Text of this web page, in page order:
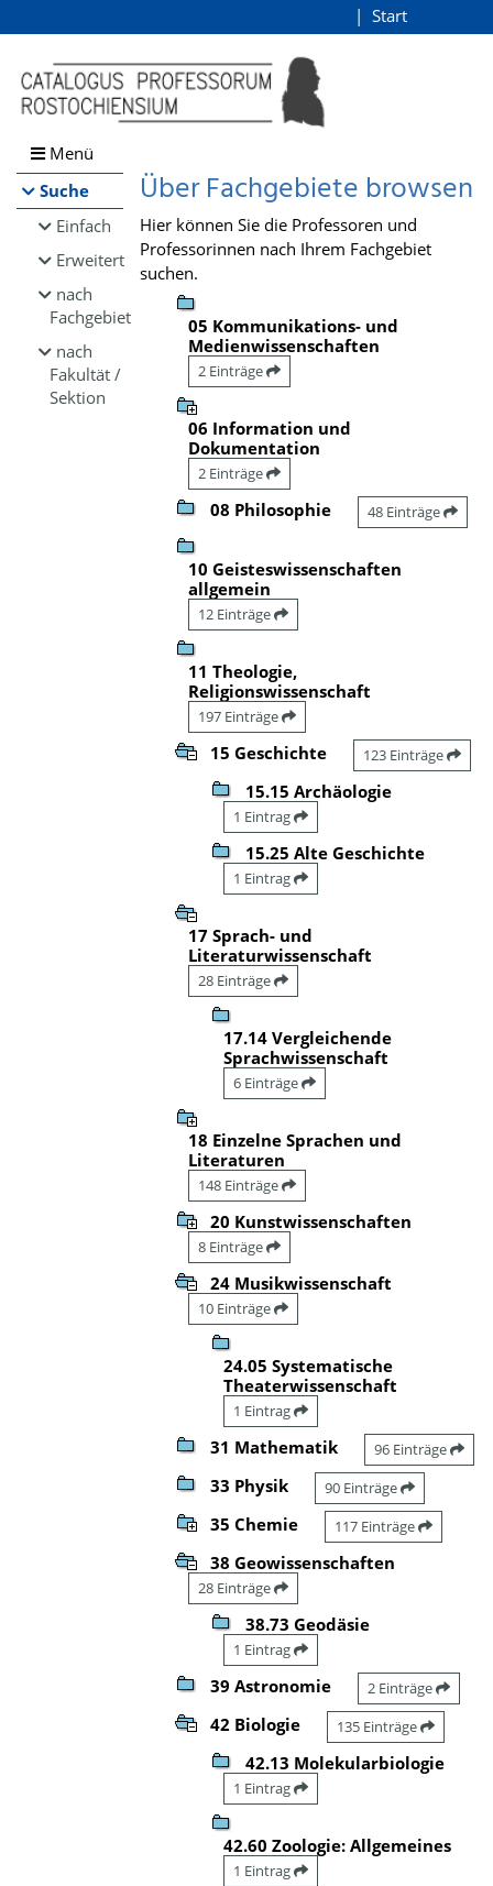
Browsen
direkt zum Inhalt
Start
Menü
Suche
Einfach
Erweitert
nach
Fachgebiet
nach
Fakultät /
Sektion
Über Fachgebiete browsen
Hier können Sie die Professoren und
Professorinnen nach Ihrem Fachgebiet
suchen.
05 Kommunikations- und
Medienwissenschaften
2 Einträge
06 Information und
Dokumentation
2 Einträge
08 Philosophie 48 Einträge
10 Geisteswissenschaften
allgemein
12 Einträge
11 Theologie,
Religionswissenschaft
197 Einträge
15 Geschichte 123 Einträge
15.15 Archäologie
1 Eintrag
15.25 Alte Geschichte
1 Eintrag
17 Sprach- und
Literaturwissenschaft
28 Einträge
17.14 Vergleichende
Sprachwissenschaft
6 Einträge
18 Einzelne Sprachen und
Literaturen
148 Einträge
20 Kunstwissenschaften
8 Einträge
24 Musikwissenschaft
10 Einträge
24.05 Systematische
Theaterwissenschaft
1 Eintrag
31 Mathematik 96 Einträge
33 Physik 90 Einträge
35 Chemie 117 Einträge
38 Geowissenschaften
28 Einträge
38.73 Geodäsie
1 Eintrag
39 Astronomie 2 Einträge
42 Biologie 135 Einträge
42.13 Molekularbiologie
1 Eintrag
42.60 Zoologie: Allgemeines
1 Eintrag